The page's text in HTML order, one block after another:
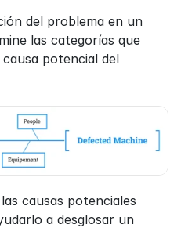
del problema en un
las categorías que
potencial del
causas potenciales
a desglosar un